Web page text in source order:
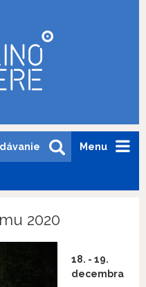
Menu
2020
18. - 19.
decembra